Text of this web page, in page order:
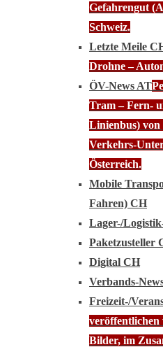
Gefahrengut
Schweiz.
Letzte Meile
Drohne –
ÖV-News AT
Tram – Fern-
Linienbus)
Verkehrs-
Österreich.
Mobile
Fahren) CH
Lager-/
Paketzusteller
Digital CH
Verbands-
Freizeit-/
veröffentlichen
Bilder, im